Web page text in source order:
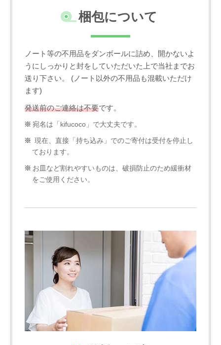
梱包について
ノート等の不用品をダンボールに詰め、開かないよ
うにしっかりと封をしていただいた上で当社までお
送り下さい。 (ノート以外の不用品も混載いただけ
ます)
発送前のご連絡は不要です。
宛名は「kifucoco」で大丈夫です。
現在、直接「持ち込み」でのご寄付は受付を停止し
ております。
お皿など割れやすいものは、破損防止のため緩衝材
をご使用ください。